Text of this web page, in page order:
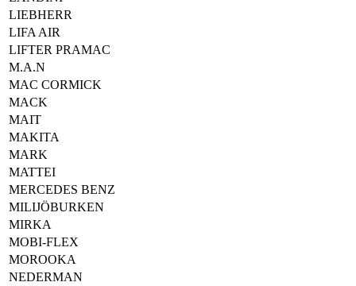
LIEBHERR
LIFA AIR
LIFTER PRAMAC
M.A.N
MAC CORMICK
MACK
MAIT
MAKITA
MARK
MATTEI
MERCEDES BENZ
MILIJÖBURKEN
MIRKA
MOBI-FLEX
MOROOKA
NEDERMAN